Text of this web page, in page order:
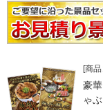
[商
豪
ゃ